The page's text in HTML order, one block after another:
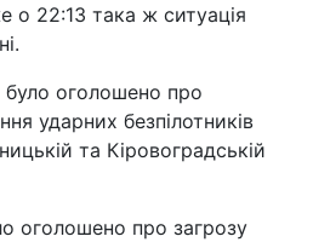
о 22:13 така ж ситуація
оголошено про
ударних безпілотників
та Кіровоградській
оголошено про загрозу